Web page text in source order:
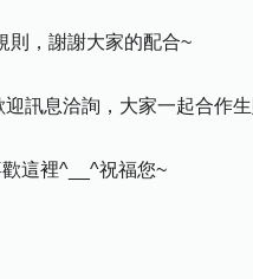
則，謝謝大家的配合~
訊息洽詢，大家一起合作生
這裡^__^祝福您~